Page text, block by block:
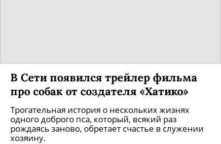
В Сети появился трейлер фильма
про собак от создателя «Хатико»
Трогательная история о нескольких жизнях
одного доброго пса, который, всякий раз
рождаясь заново, обретает счастье в служении
хозяину.